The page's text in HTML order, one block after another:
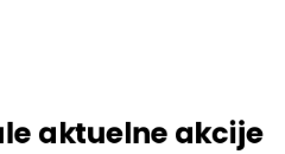
aktuelne akcije